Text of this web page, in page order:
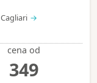
Cagliari
cena od
349